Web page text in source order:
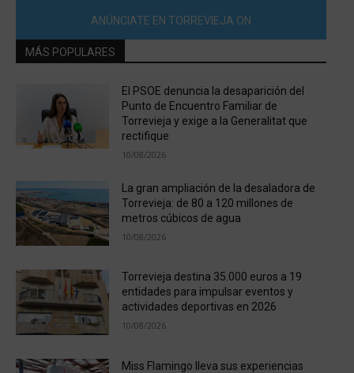
ANÚNCIATE EN TORREVIEJA ON
MÁS POPULARES
El PSOE denuncia la desaparición del
Punto de Encuentro Familiar de
Torrevieja y exige a la Generalitat que
rectifique
10/08/2026
La gran ampliación de la desaladora de
Torrevieja: de 80 a 120 millones de
metros cúbicos de agua
10/08/2026
Torrevieja destina 35.000 euros a 19
entidades para impulsar eventos y
actividades deportivas en 2026
10/08/2026
Miss Flamingo lleva sus experiencias